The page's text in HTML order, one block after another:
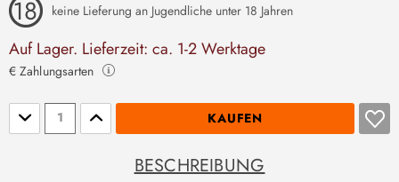
keine Lieferung an Jugendliche unter 18 Jahren
Auf Lager. Lieferzeit: ca. 1-2 Werktage
€ Zahlungsarten
Stückzahl KAUFEN
BESCHREIBUNG